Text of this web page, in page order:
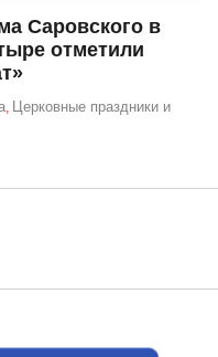
Саровского в
отметили
,
Церковные праздники и